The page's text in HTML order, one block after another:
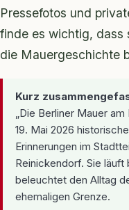
Pressefotos und
finde es wichtig, dass
die Mauergeschichte
Kurz
„Die Berliner Mauer
19. Mai 2026
Erinnerungen im
Reinickendorf. Sie
beleuchtet den Alltag
ehemaligen Grenze.